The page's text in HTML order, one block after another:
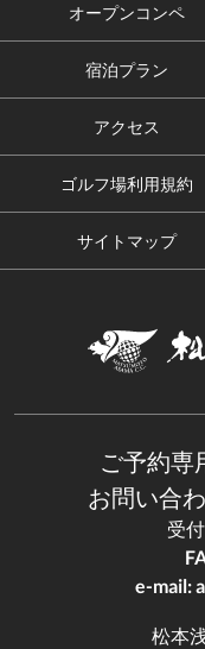
オープンコンペ
宿泊プラン
アクセス
ゴルフ場利用規約
サイトマップ
ご予約専
お問い合
受
e-mail:
松本